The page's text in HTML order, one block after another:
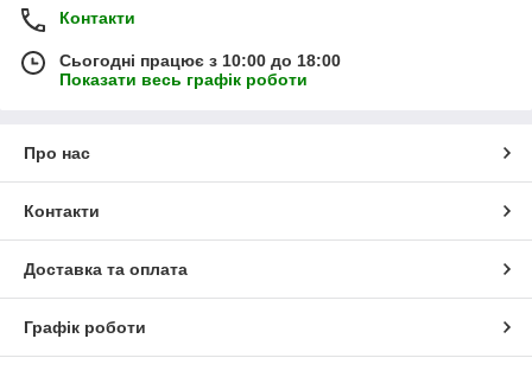
Контакти
Сьогодні працює з 10:00 до 18:00
Показати весь графік роботи
Про нас
Контакти
Доставка та оплата
Графік роботи